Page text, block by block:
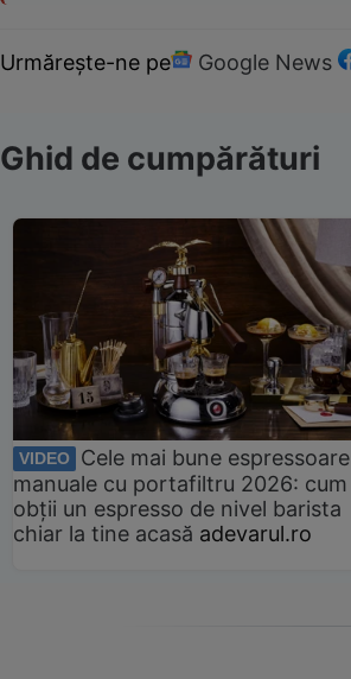
Urmărește-ne pe Google News
Ghid de cumpărături
VIDEO
Cele mai bune espressoare
manuale cu portafiltru 2026: cum
obții un espresso de nivel barista
chiar la tine acasă adevarul.ro